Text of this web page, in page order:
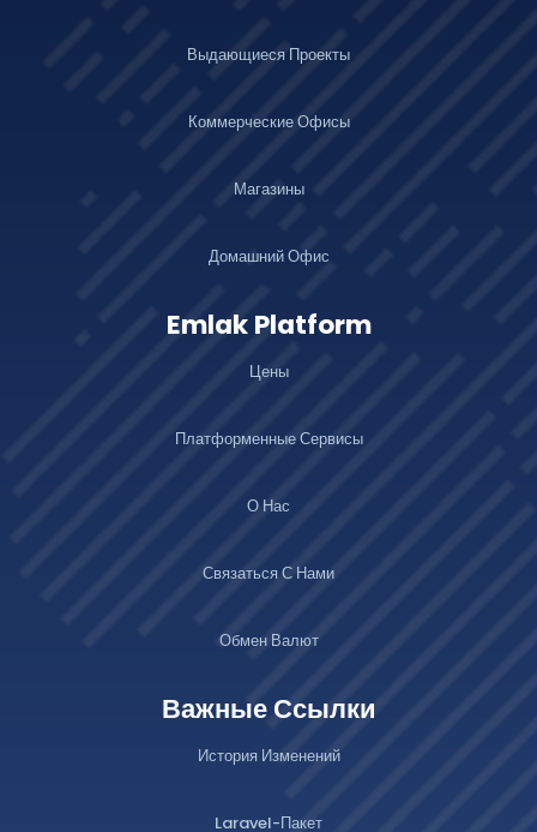
Выдающиеся Проекты
Коммерческие Офисы
Магазины
Домашний Офис
Emlak Platform
Цены
Платформенные Сервисы
О Нас
Связаться С Нами
Обмен Валют
Важные Ссылки
История Изменений
Laravel-Пакет